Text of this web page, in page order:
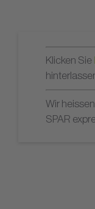
Klicken Sie
Wir
SPAR